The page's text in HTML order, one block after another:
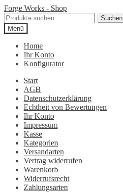
Zur
Navigation
springen
Zum
Inhalt
springen
Forge Works - Shop
Suchen
nach:
Suchen
Menü
Home
Ihr Konto
Konfigurator
Start
AGB
Datenschutzerklärung
Echtheit von Bewertungen
Ihr Konto
Impressum
Kasse
Kategorien
Versandarten
Vertrag widerrufen
Warenkorb
Widerrufsrecht
Zahlungsarten